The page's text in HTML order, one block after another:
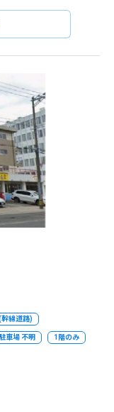
線道路)
車場 不明 1階のみ